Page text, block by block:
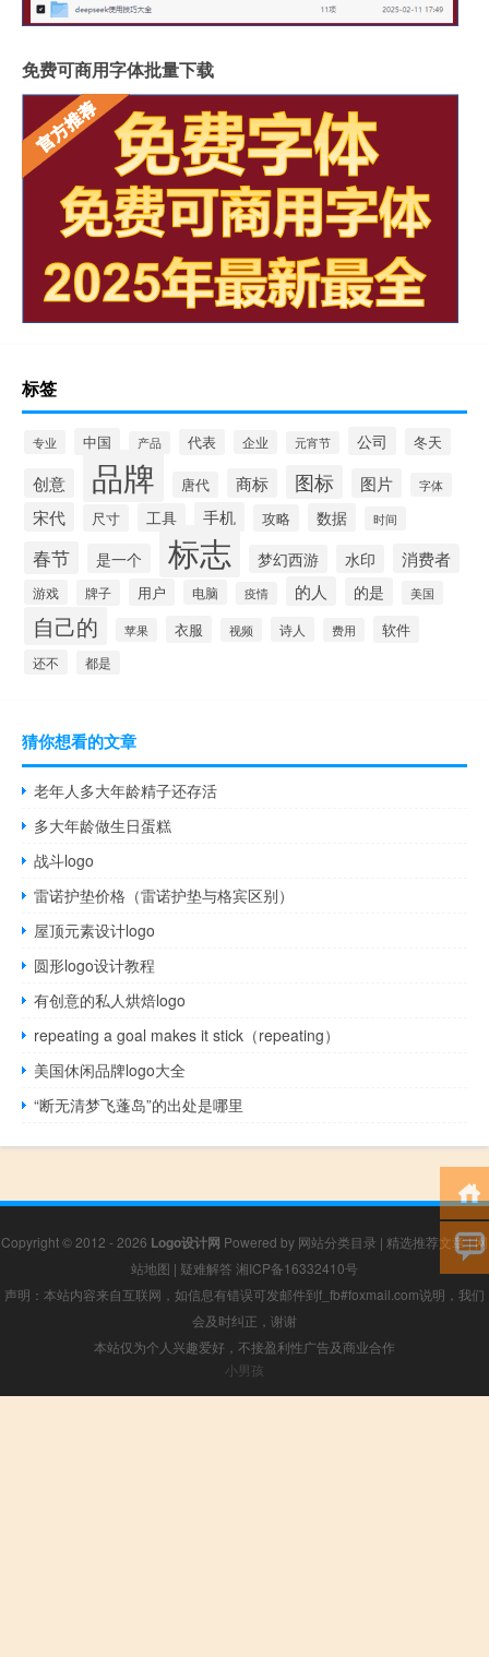
免费可商用字体批量下载
标签
专业 中国 产品 代表 企业 元宵节 公司 冬天
创意 品牌 唐代 商标 图标 图片 字体
宋代 尺寸 工具 手机 攻略 数据 时间
春节 是一个 标志 梦幻西游 水印 消费者
游戏 牌子 用户 电脑 疫情 的人 的是 美国
自己的 苹果 衣服 视频 诗人 费用 软件
还不 都是
猜你想看的文章
老年人多大年龄精子还存活
多大年龄做生日蛋糕
战斗logo
雷诺护垫价格（雷诺护垫与格宾区别）
屋顶元素设计logo
圆形logo设计教程
有创意的私人烘焙logo
repeating a goal makes it stick（repeating）
美国休闲品牌logo大全
“断无清梦飞蓬岛”的出处是哪里
Copyright © 2012 - 2026 Logo设计网 Powered by 网站分类目录 | 精选推荐文章|网
站地图 | 疑难解答 湘ICP备16332410号
声明：本站内容来自互联网，如信息有错误可发邮件到f_fb#foxmail.com说明，我们
会及时纠正，谢谢
本站仅为个人兴趣爱好，不接盈利性广告及商业合作
小男孩